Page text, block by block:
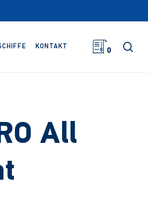
KONTAKT
0
All